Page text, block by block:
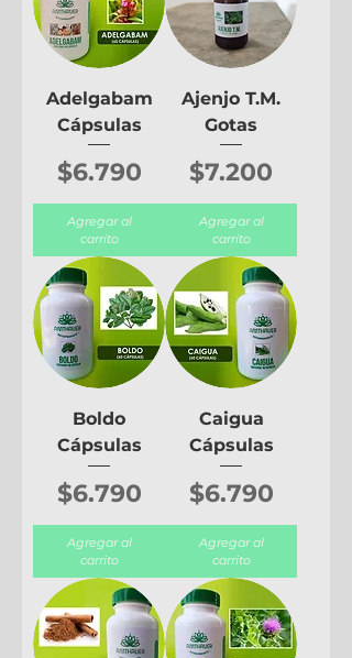
Adelgabam
Cápsulas
Precio
$6.790
Agregar al
carrito
Ajenjo T.M.
Gotas
Precio
$7.200
Agregar al
carrito
Boldo
Cápsulas
Precio
$6.790
Agregar al
carrito
Caigua
Cápsulas
Precio
$6.790
Agregar al
carrito